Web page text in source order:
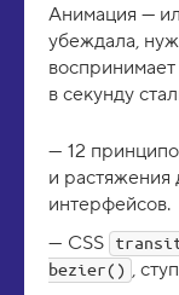
Анимация —
убеждала,
в секунду
12
и
интерфейсов.
CSS
bezier() ,